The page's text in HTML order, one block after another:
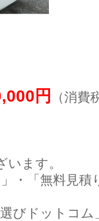
円 （消費
ます。
・「無料見積
びドットコ